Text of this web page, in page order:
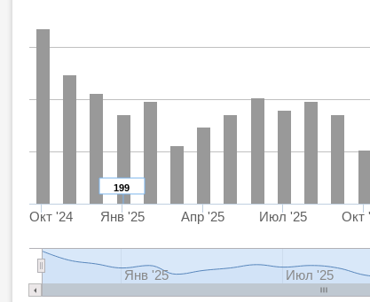
199
Окт '24 Янв '25 Апр '25 Июл '25 Окт
Янв '25 Июл '25